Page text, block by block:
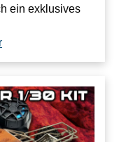
ein exklusives